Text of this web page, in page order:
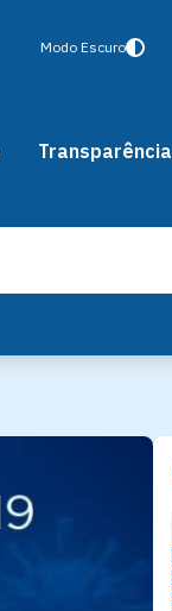
Modo Escuro
Transparência